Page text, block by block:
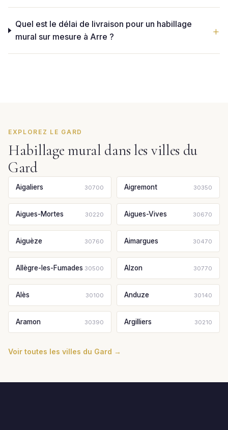
Quel est le délai de livraison pour un habillage
mural sur mesure à Arre ?
EXPLOREZ LE GARD
Habillage mural dans les villes du
Gard
Aigaliers 30700 Aigremont 30350
Aigues-Mortes 30220 Aigues-Vives 30670
Aiguèze 30760 Aimargues 30470
Allègre-les-Fumades 30500 Alzon 30770
Alès 30100 Anduze 30140
Aramon 30390 Argilliers 30210
Voir toutes les villes du Gard →